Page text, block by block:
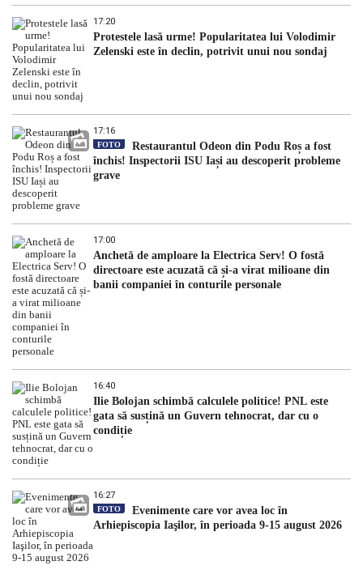
17:20
Protestele lasă urme! Popularitatea lui Volodimir
Zelenski este în declin, potrivit unui nou sondaj
17:16
FOTO
Restaurantul Odeon din Podu Roș a fost
închis! Inspectorii ISU Iași au descoperit probleme
grave
17:00
Anchetă de amploare la Electrica Serv! O fostă
directoare este acuzată că și-a virat milioane din
banii companiei în conturile personale
16:40
Ilie Bolojan schimbă calculele politice! PNL este
gata să susțină un Guvern tehnocrat, dar cu o
condiție
16:27
FOTO
Evenimente care vor avea loc în
Arhiepiscopia Iaşilor, în perioada 9-15 august 2026